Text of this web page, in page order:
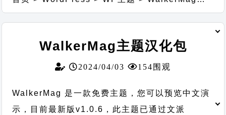
WalkerMag主题汉化包
2024/04/03 154围观
WalkerMag 是一款免费主题，您可以预览中文演
示，目前最新版v1.0.6，此主题已通过文派